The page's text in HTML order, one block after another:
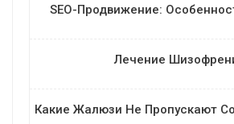
SEO-Продвижение:
Лечение
Какие Жалюзи Не Пропускают